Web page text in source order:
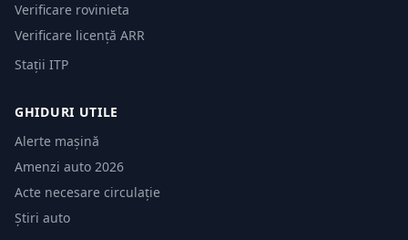
Verificare rovinieta
Verificare licență ARR
Stații ITP
GHIDURI UTILE
Alerte mașină
Amenzi auto 2026
Acte necesare circulație
Știri auto